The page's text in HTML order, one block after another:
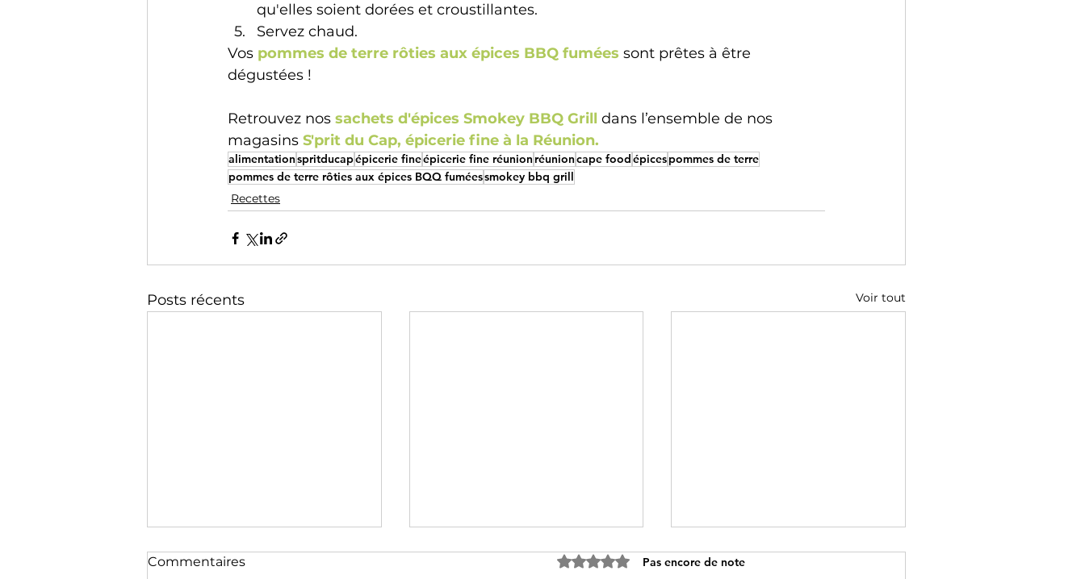
qu'elles soient dorées et croustillantes.
Servez chaud.
Vos pommes de terre rôties aux épices BBQ fumées sont prêtes à être
dégustées !
Retrouvez nos sachets d'épices Smokey BBQ Grill dans l’ensemble de nos
magasins S'prit du Cap, épicerie fine à la Réunion.
alimentationspritducapépicerie fineépicerie fine réunion réunioncape foodépicespommes de terre
pommes de terre rôties aux épices BQQ fuméessmokey bbq grill
Recettes
Posts récents Voir tout
Commentaires Noté 0 étoile sur 5.Pas encore de note